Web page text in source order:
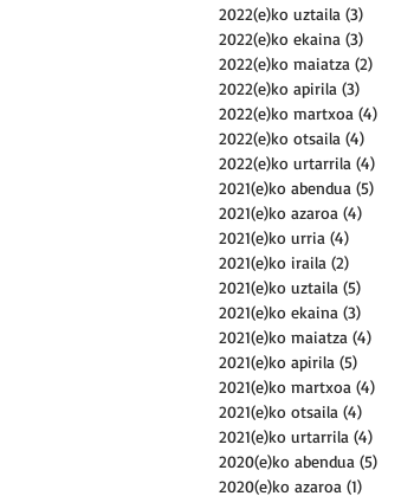
2022(e)ko uztaila (3)
2022(e)ko ekaina (3)
2022(e)ko maiatza (2)
2022(e)ko apirila (3)
2022(e)ko martxoa (4)
2022(e)ko otsaila (4)
2022(e)ko urtarrila (4)
2021(e)ko abendua (5)
2021(e)ko azaroa (4)
2021(e)ko urria (4)
2021(e)ko iraila (2)
2021(e)ko uztaila (5)
2021(e)ko ekaina (3)
2021(e)ko maiatza (4)
2021(e)ko apirila (5)
2021(e)ko martxoa (4)
2021(e)ko otsaila (4)
2021(e)ko urtarrila (4)
2020(e)ko abendua (5)
2020(e)ko azaroa (1)